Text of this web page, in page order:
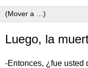
Luego, la
-Entonces, ¿fue usted